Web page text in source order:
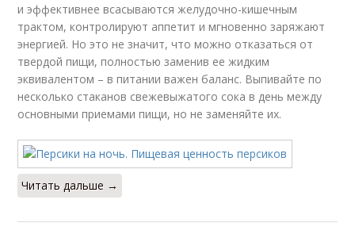
и эффективнее всасываются желудочно-кишечным
трактом, контролируют аппетит и мгновенно заряжают
энергией. Но это не значит, что можно отказаться от
твердой пищи, полностью заменив ее жидким
эквивалентом – в питании важен баланс. Выпивайте по
несколько стаканов свежевыжатого сока в день между
основными приемами пищи, но не заменяйте их.
Читать дальше →